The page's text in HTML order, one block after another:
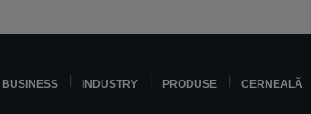
BUSINESS INDUSTRY PRODUSE CERNEALĂ